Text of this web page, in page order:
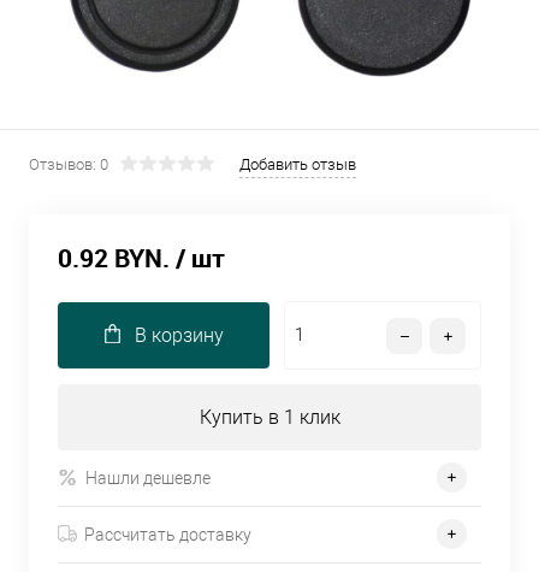
Отзывов: 0 Добавить отзыв
0.92 BYN. / шт
В корзину
Купить в 1 клик
Нашли дешевле
Рассчитать доставку